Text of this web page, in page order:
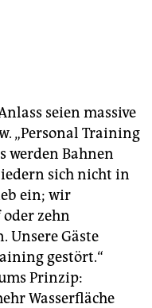
seien massive
„Personal Training
werden Bahnen
sich nicht in
ein; wir
zehn
Unsere Gäste
gestört.“
Prinzip:
Wasserfläche